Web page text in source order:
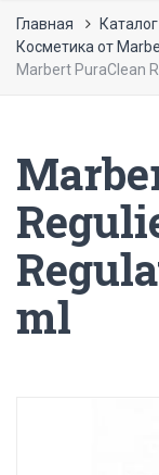
Главная
Косметика от
Marbert PuraClean
ml